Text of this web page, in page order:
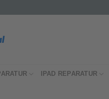
IPAD REPARATUR